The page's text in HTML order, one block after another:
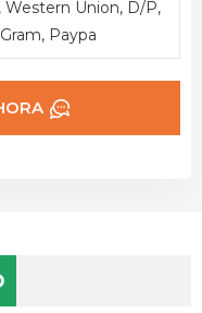
Western Union, D/P,
Paypa